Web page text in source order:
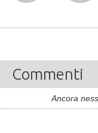
Commenti
Ancora